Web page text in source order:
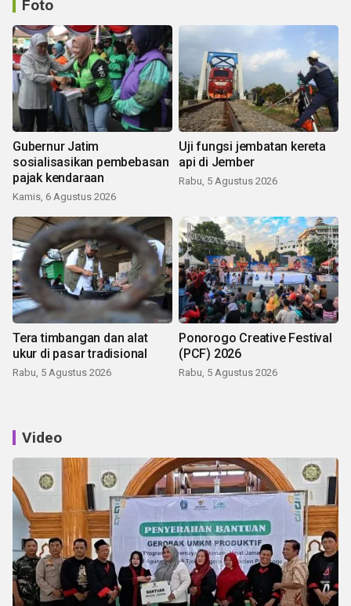
Foto
Gubernur Jatim
sosialisasikan pembebasan
pajak kendaraan
Kamis, 6 Agustus 2026
Uji fungsi jembatan kereta
api di Jember
Rabu, 5 Agustus 2026
Tera timbangan dan alat
ukur di pasar tradisional
Rabu, 5 Agustus 2026
Ponorogo Creative Festival
(PCF) 2026
Rabu, 5 Agustus 2026
Video